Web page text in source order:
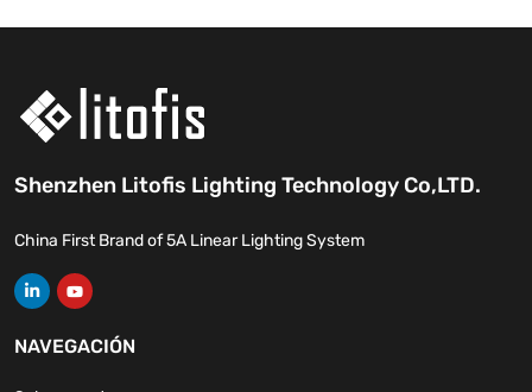
Shenzhen Litofis Lighting Technology Co,LTD.
China First Brand of 5A Linear Lighting System
NAVEGACIÓN